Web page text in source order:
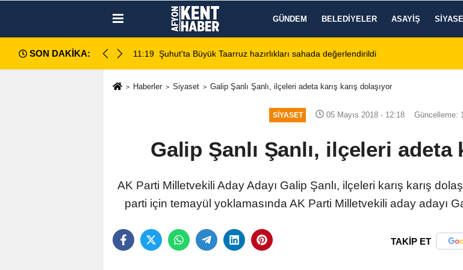
GÜNDEM BELEDIYELER ASAYIŞ
SON DAKİKA:
değerlendirildi 11:18 Afyon Cenaze İlanları: 7 Ağustos 2026 Cuma Defin Bilgileri Açıklandı
Haberler Siyaset Galip Şanlı Şanlı, ilçeleri adeta karış karış dolaşıyor
SIYASET 05 Mayıs 2018 - 12:18 Güncelleme:
Galip Şanlı Şanlı, ilçeleri adeta
AK Parti Milletvekili Aday Adayı Galip Şanlı, ilçeleri karış karış
parti için temayül yoklamasında AK Parti Milletvekili aday adayı
TAKİP ET